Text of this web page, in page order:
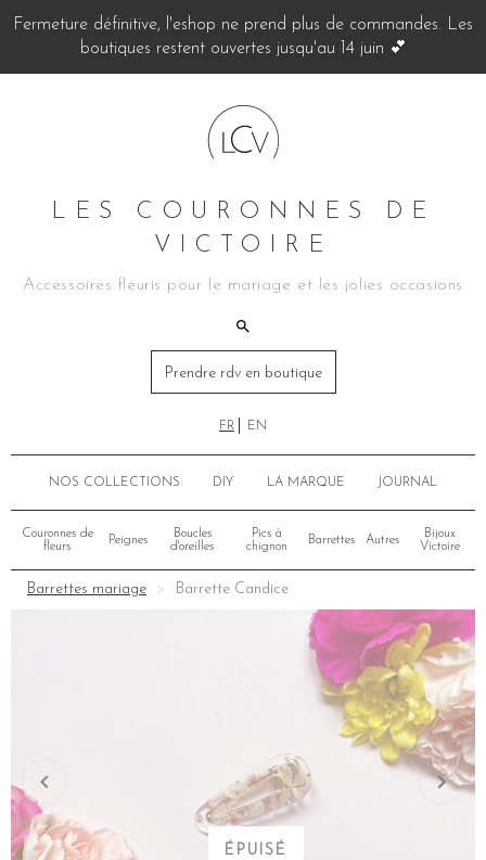
Fermeture définitive, l'eshop ne prend plus de commandes. Les
boutiques restent ouvertes jusqu'au 14 juin 💕
LES COURONNES DE
VICTOIRE
Accessoires fleuris pour le mariage et les jolies occasions
Prendre rdv en boutique
FR EN
NOS COLLECTIONS DIY LA MARQUE JOURNAL
Couronnes de
fleurs
Peignes
Boucles
d'oreilles
Pics à
chignon
Barrettes Autres
Bijoux
Victoire
Barrettes mariage Barrette Candice
ÉPUISÉ